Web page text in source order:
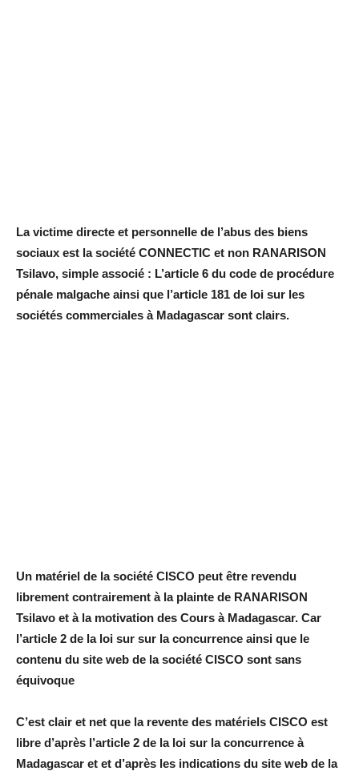
La victime directe et personnelle de l’abus des biens
sociaux est la société CONNECTIC et non RANARISON
Tsilavo, simple associé : L’article 6 du code de procédure
pénale malgache ainsi que l’article 181 de loi sur les
sociétés commerciales à Madagascar sont clairs.
Un matériel de la société CISCO peut être revendu
librement contrairement à la plainte de RANARISON
Tsilavo et à la motivation des Cours à Madagascar. Car
l’article 2 de la loi sur sur la concurrence ainsi que le
contenu du site web de la société CISCO sont sans
équivoque
C’est clair et net que la revente des matériels CISCO est
libre d’après l’article 2 de la loi sur la concurrence à
Madagascar et et d’après les indications du site web de la